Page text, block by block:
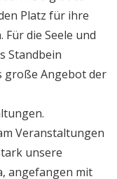
Platz für ihre
die Seele und
Standbein
große Angebot der
Veranstaltungen
unsere
angefangen mit